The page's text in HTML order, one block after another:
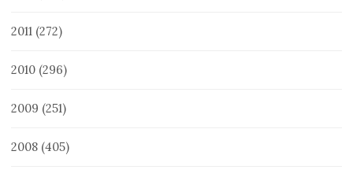
2011 (272)
2010 (296)
2009 (251)
2008 (405)